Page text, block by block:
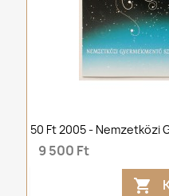
50 Ft 2005 - Nemzetközi
9 500 Ft
